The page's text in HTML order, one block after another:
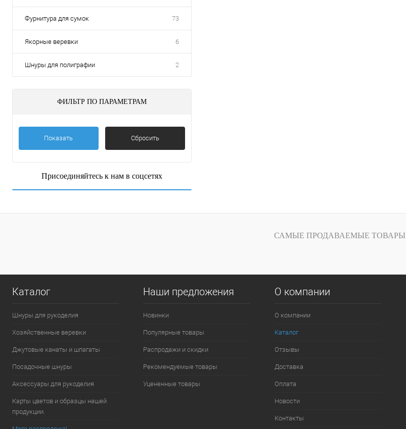
Фурнитура для сумок 73
Якорные веревки 6
Шнуры для полиграфии 2
ФИЛЬТР ПО ПАРАМЕТРАМ
Показать Сбросить
Присоединяйтесь к нам в соцсетях
САМЫЕ ПРОДАВАЕМЫЕ ТОВАРЫ
Каталог
Шнуры для рукоделия
Хозяйственные веревки
Джутовые канаты и шпагаты
Посадочные шнуры
Аксессуары для рукоделия
Карты цветов и образцы нашей
продукции.
Наши предложения
Новинки
Популярные товары
Распродажи и скидки
Рекомендуемые товары
Уцененные товары
О компании
О компании
Каталог
Отзывы
Доставка
Оплата
Новости
Контакты